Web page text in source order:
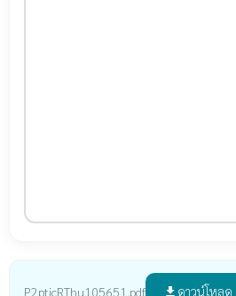
P2ptjcRThu105651.pdf file_download ดาวน์โหลด